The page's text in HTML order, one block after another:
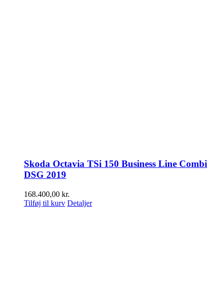
Skoda Octavia TSi 150 Business Line Combi
DSG 2019
168.400,00 kr.
Tilføj til kurv Detaljer